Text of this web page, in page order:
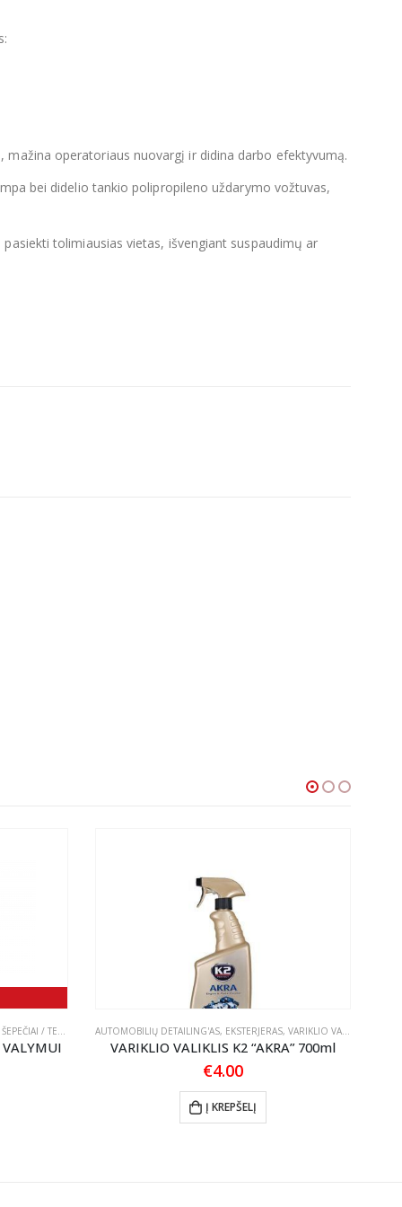
operatoriaus nuovargį ir didina darbo efektyvumą.
bei didelio tankio polipropileno uždarymo vožtuvas,
tolimiausias vietas, išvengiant suspaudimų ar
ŠEPEČIAI / TEPTUKAI
VALYMUI
AUTOMOBILIŲ DETAILING'AS, EKSTERJERAS, VARIKLIO VALIKLIAI
VARIKLIO VALIKLIS K2 “AKRA” 700ml
€4.00
Į KREPŠELĮ